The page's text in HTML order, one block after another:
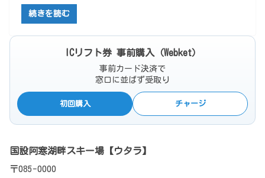
続きを読む
ICリフト券 事前購入（Webket）
事前カード決済で
窓口に並ばず受取り
初回購入 チャージ
国設阿寒湖畔スキー場【ウタラ】
〒085-0000